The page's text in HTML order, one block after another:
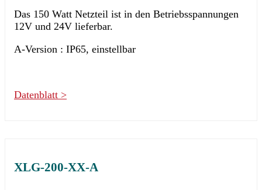
Das 150 Watt Netzteil ist in den Betriebsspannungen
12V und 24V lieferbar.
A-Version : IP65, einstellbar
Datenblatt >
XLG-200-XX-A